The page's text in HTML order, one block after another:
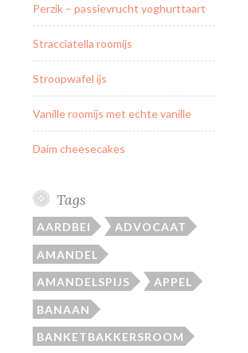
Perzik – passievrucht yoghurttaart
Stracciatella roomijs
Stroopwafel ijs
Vanille roomijs met echte vanille
Daim cheesecakes
Tags
AARDBEI ADVOCAAT
AMANDEL
AMANDELSPIJS APPEL
BANAAN
BANKETBAKKERSROOM